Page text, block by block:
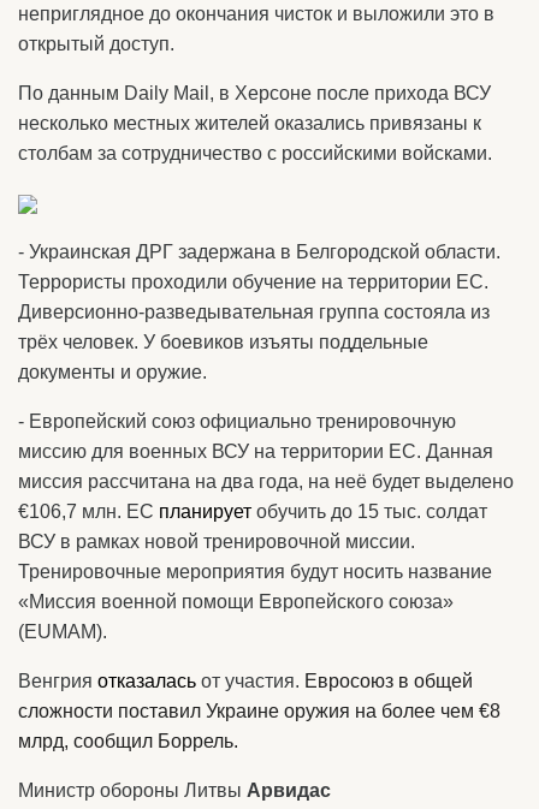
неприглядное до окончания чисток и выложили это в
открытый доступ.
По данным Daily Mail, в Херсоне после прихода ВСУ
несколько местных жителей оказались привязаны к
столбам за сотрудничество с российскими войсками.
- Украинская ДРГ задержана в Белгородской области.
Террористы проходили обучение на территории ЕС.
Диверсионно-разведывательная группа состояла из
трёх человек. У боевиков изъяты поддельные
документы и оружие.
- Европейский союз официально тренировочную
миссию для военных ВСУ на территории ЕС. Данная
миссия рассчитана на два года, на неё будет выделено
€106,7 млн. ЕС планирует обучить до 15 тыс. солдат
ВСУ в рамках новой тренировочной миссии.
Тренировочные мероприятия будут носить название
«Миссия военной помощи Европейского союза»
(EUMAM).
Венгрия отказалась от участия. Евросоюз в общей
сложности поставил Украине оружия на более чем €8
млрд, сообщил Боррель.
Министр обороны Литвы Арвидас